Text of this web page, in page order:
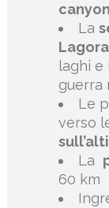
La
laghi
guerra
Le
verso
La
60 km